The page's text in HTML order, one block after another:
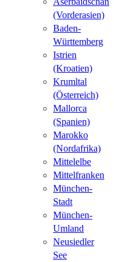
(Vorderasien)
Baden-
Württemberg
Istrien
(Kroatien)
Krumltal
(Österreich)
Mallorca
(Spanien)
Marokko
(Nordafrika)
Mittelelbe
Mittelfranken
München-
Stadt
München-
Umland
Neusiedler
See